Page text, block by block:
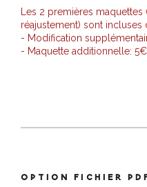
Les 2 premières maquettes
réajustement) sont incluses
- Modification
- Maquette additionnelle:
OPTION FICHIER